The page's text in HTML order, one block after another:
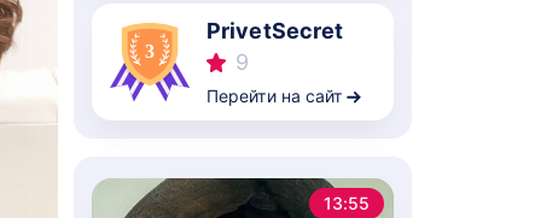
PrivetSecret
9
Перейти на сайт
13:55